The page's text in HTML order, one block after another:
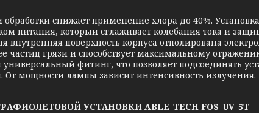
снижает применение хлора до 40%.
питания, который сглаживает колебания тока и
внутренняя поверхность корпуса отполирована
частиц грязи и способствует максимальному
универсальный фитинг, что позволяет подсоединять
От мощности лампы зависит интенсивность излучения.
УСТАНОВКИ ABLE-TECH FOS-UV-5T =